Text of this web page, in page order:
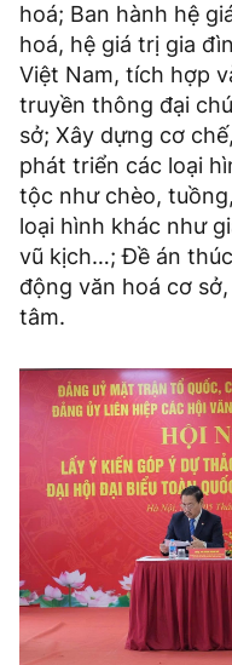
hoá; Ban hành hệ
hoá, hệ giá trị gia
Việt Nam, tích hợp
truyền thông đại
sở; Xây dựng cơ
phát triển các loại
tộc như chèo,
loại hình khác như
vũ kịch…; Đề án
động văn hoá cơ
tâm.